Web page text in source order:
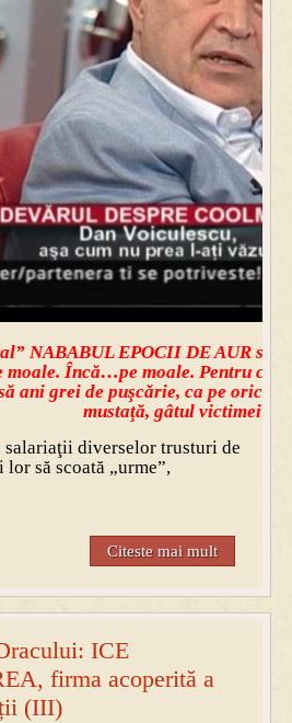
NABABUL EPOCII DE AUR si
moale. Încă…pe moale. Pentru că
ani grei de puşcărie, ca pe orice
mustaţă, gâtul victimei!
salariaţii diverselor trusturi de
să scoată „urme”,
Citeste mai mult
ICE
firma acoperită a
(III)